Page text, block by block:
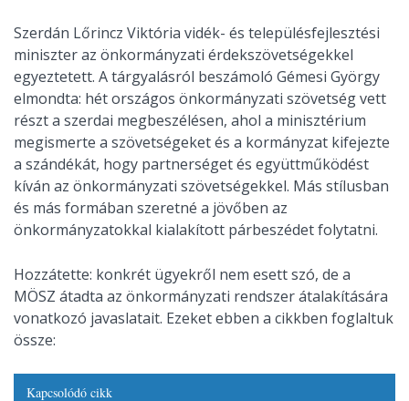
Szerdán Lőrincz Viktória vidék- és településfejlesztési
miniszter az önkormányzati érdekszövetségekkel
egyeztetett. A tárgyalásról beszámoló Gémesi György
elmondta: hét országos önkormányzati szövetség vett
részt a szerdai megbeszélésen, ahol a minisztérium
megismerte a szövetségeket és a kormányzat kifejezte
a szándékát, hogy partnerséget és együttműködést
kíván az önkormányzati szövetségekkel. Más stílusban
és más formában szeretné a jövőben az
önkormányzatokkal kialakított párbeszédet folytatni.
Hozzátette: konkrét ügyekről nem esett szó, de a
MÖSZ átadta az önkormányzati rendszer átalakítására
vonatkozó javaslatait. Ezeket ebben a cikkben foglaltuk
össze:
Kapcsolódó cikk